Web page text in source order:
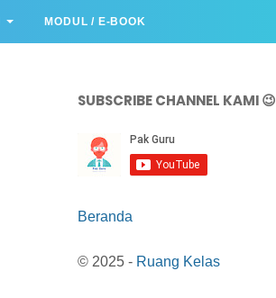
MODUL / E-BOOK
SUBSCRIBE CHANNEL KAMI 😉
Beranda
© 2025 - Ruang Kelas